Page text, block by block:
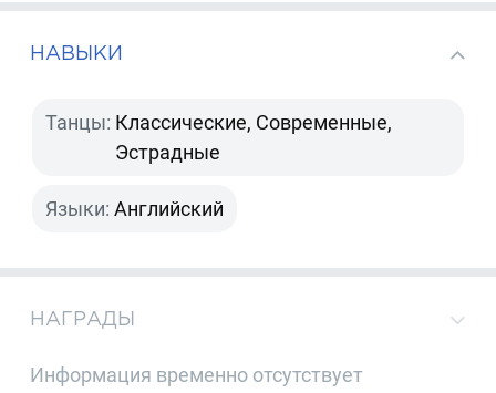
НАВЫКИ
Танцы: Классические, Современные,
Эстрадные
Языки: Английский
НАГРАДЫ
Информация временно отсутствует